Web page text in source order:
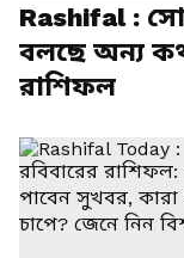
Rashifal :
বলছে অন্য
রাশিফল